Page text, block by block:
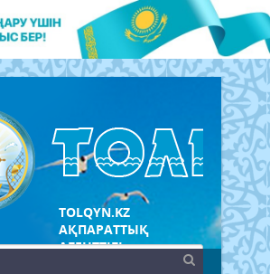
TOLQYN.KZ
АҚПАРАТТЫҚ
АГЕНТТІГІ